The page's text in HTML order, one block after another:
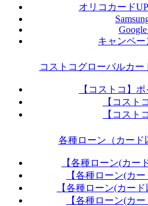
オリコカード
キャンペー
コストコグローバルカー
【コストコ】
【コスト
【コスト
各種ローン（カード
【各種ローン(カー
【各種ローン(カ
【各種ローン(カー
【各種ローン(カ